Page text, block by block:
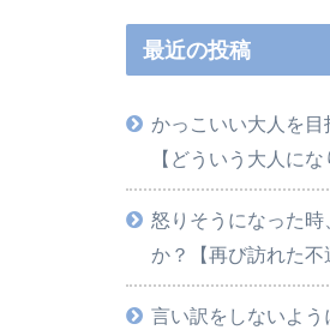
最近の投稿
かっこいい大人を目
【どういう大人にな
怒りそうになった
か？【再び訪れた不
言い訳をしないよ